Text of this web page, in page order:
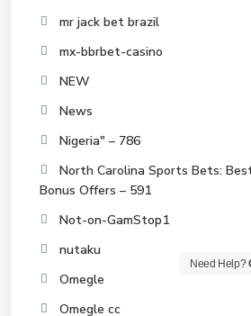
mr jack bet brazil
mx-bbrbet-casino
NEW
News
Nigeria" – 786
North Carolina Sports Bets:
Bonus Offers – 591
Not-on-GamStop1
nutaku
Omegle
Omegle cc
Need Help?